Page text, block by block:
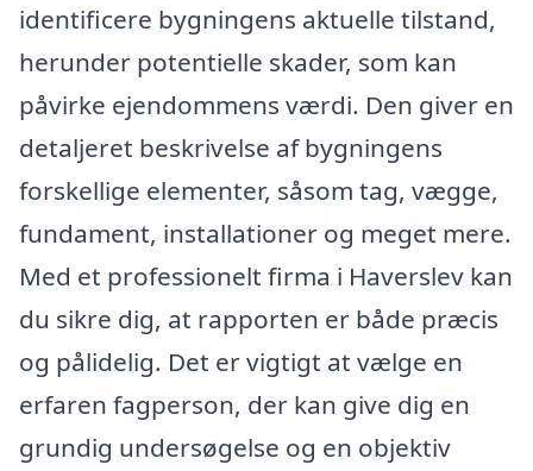
identificere bygningens aktuelle tilstand,
herunder potentielle skader, som kan
påvirke ejendommens værdi. Den giver en
detaljeret beskrivelse af bygningens
forskellige elementer, såsom tag, vægge,
fundament, installationer og meget mere.
Med et professionelt firma i Haverslev kan
du sikre dig, at rapporten er både præcis
og pålidelig. Det er vigtigt at vælge en
erfaren fagperson, der kan give dig en
grundig undersøgelse og en objektiv